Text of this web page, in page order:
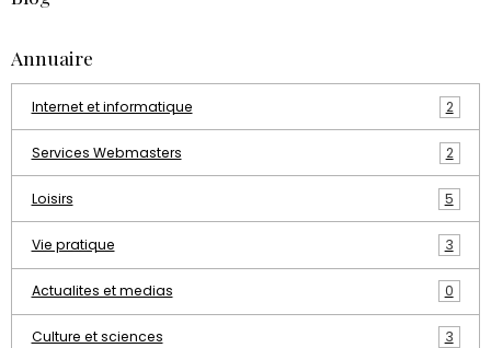
Annuaire
Internet et informatique 2
Services Webmasters 2
Loisirs 5
Vie pratique 3
Actualites et medias 0
Culture et sciences 3